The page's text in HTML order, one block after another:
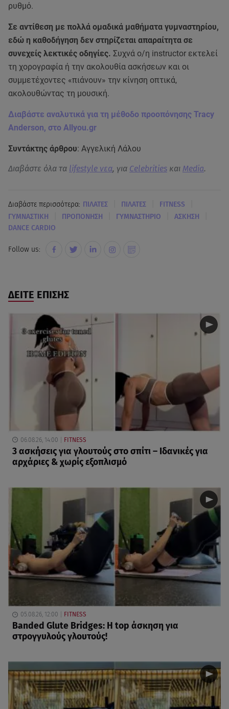
ρυθμό.
Σε αντίθεση με πολλά ομαδικά μαθήματα γυμναστηρίου,
εδώ η καθοδήγηση δεν στηρίζεται απαραίτητα σε
συνεχείς λεκτικές οδηγίες. Συχνά ο/η instructor εκτελεί
τη χορογραφία ή την ακολουθία ασκήσεων και οι
συμμετέχοντες «πιάνουν» την κίνηση οπτικά,
ακολουθώντας τη μουσική.
Διαβάστε αναλυτικά για τη μέθοδο προοπόνησης Tracy
Anderson, στο Allyou.gr
Συντάκτης άρθρου: Αγγελική Λάλου
Διαβάστε όλα τα lifestyle νεα, για Celebrities και Media.
Διαβάστε περισσότερα: ΠΙΛΑΤΕΣ ΠΙΛΑΤΕΣ FITNESS
ΓΥΜΝΑΣΤΙΚΗ ΠΡΟΠΟΝΗΣΗ ΓΥΜΝΑΣΤΗΡΙΟ ΑΣΚΗΣΗ
DANCE CARDIO
Follow us:
ΔΕΙΤΕ ΕΠΙΣΗΣ
06.08.26, 14:00 FITNESS
3 ασκήσεις για γλουτούς στο σπίτι – Ιδανικές για
αρχάριες & χωρίς εξοπλισμό
05.08.26, 12:00 FITNESS
Banded Glute Bridges: Η top άσκηση για
στρογγυλούς γλουτούς!